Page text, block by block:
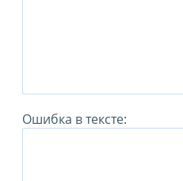
Ошибка в тексте: